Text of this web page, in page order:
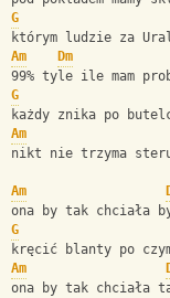
G
którym ludzie za
Am
Dm
99% tyle ile mam
G
każdy znika po
Am
nikt nie trzyma
Am
ona by tak chciała
G
kręcić blanty po
Am
ona by tak chciała